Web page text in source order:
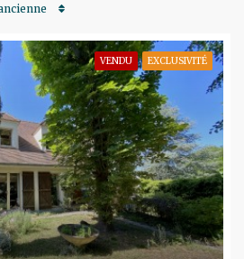
VENDU EXCLUSIVITÉ